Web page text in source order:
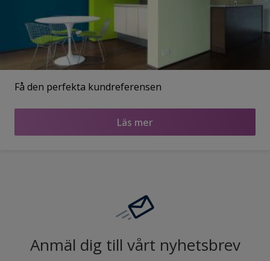
Få den perfekta kundreferensen
Läs mer
Anmäl dig till vårt nyhetsbrev